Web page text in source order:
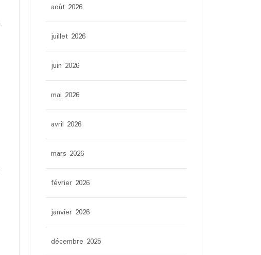
août 2026
juillet 2026
juin 2026
mai 2026
avril 2026
mars 2026
février 2026
janvier 2026
décembre 2025